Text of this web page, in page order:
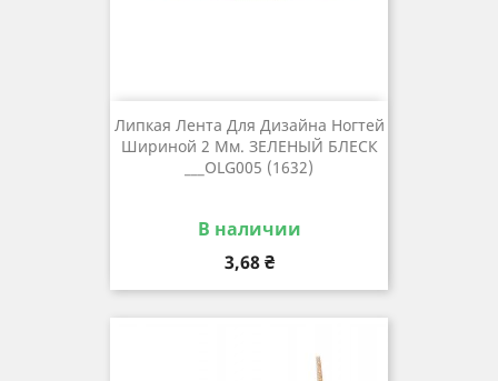
Липкая Лента Для Дизайна Ногтей
Шириной 2 Мм. ЗЕЛЕНЫЙ БЛЕСК
___OLG005 (1632)
В наличии
Цена
3,68 ₴